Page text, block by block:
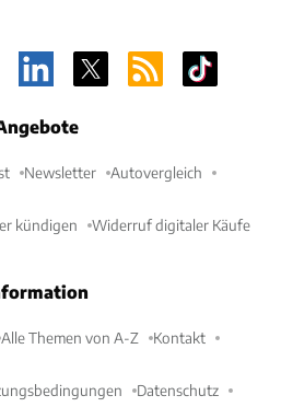
Newsletter Autovergleich
kündigen Widerruf digitaler Käufe
Alle Themen von A-Z Kontakt
Datenschutz